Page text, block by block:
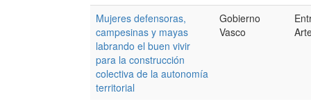
Mujeres defensoras,
campesinas y mayas
labrando el buen vivir
para la construcción
colectiva de la autonomía
territorial
Gobierno
Vasco